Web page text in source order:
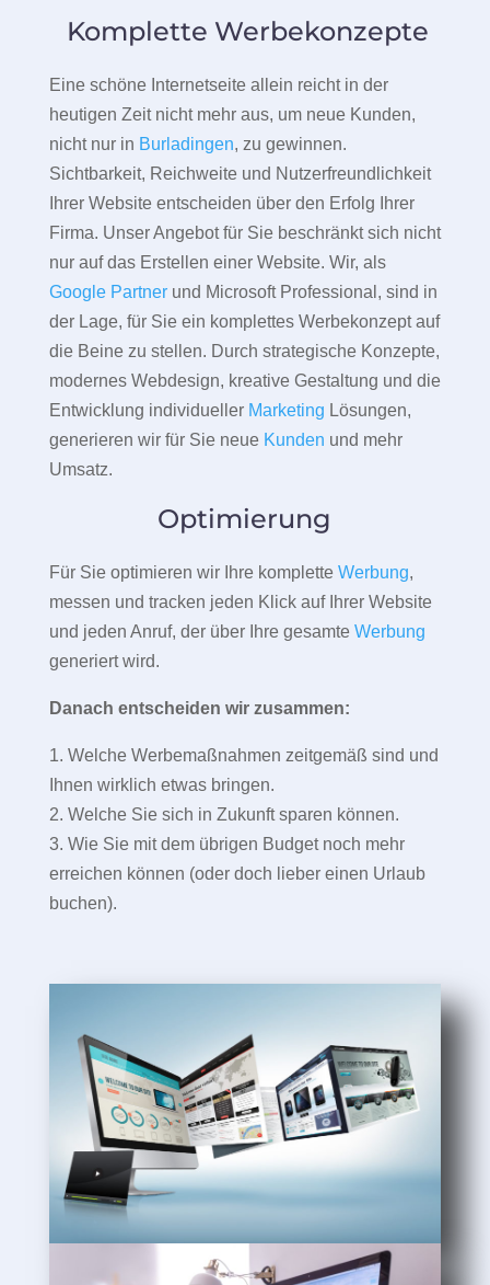
Komplette Werbekonzepte
Eine schöne Internetseite allein reicht in der
heutigen Zeit nicht mehr aus, um neue Kunden,
nicht nur in Burladingen, zu gewinnen.
Sichtbarkeit, Reichweite und Nutzerfreundlichkeit
Ihrer Website entscheiden über den Erfolg Ihrer
Firma. Unser Angebot für Sie beschränkt sich nicht
nur auf das Erstellen einer Website. Wir, als
Google Partnerund Microsoft Professional, sind in
der Lage, für Sie ein komplettes Werbekonzept auf
die Beine zu stellen. Durch strategische Konzepte,
modernes Webdesign, kreative Gestaltung und die
Entwicklung individueller Marketing Lösungen,
generieren wir für Sie neue Kunden und mehr
Umsatz.
Optimierung
Für Sie optimieren wir Ihre komplette Werbung,
messen und tracken jeden Klick auf Ihrer Website
und jeden Anruf, der über Ihre gesamte Werbung
generiert wird.
Danach entscheiden wir zusammen:
1. Welche Werbemaßnahmen zeitgemäß sind und
Ihnen wirklich etwas bringen.
2. Welche Sie sich in Zukunft sparen können.
3. Wie Sie mit dem übrigen Budget noch mehr
erreichen können (oder doch lieber einen Urlaub
buchen).